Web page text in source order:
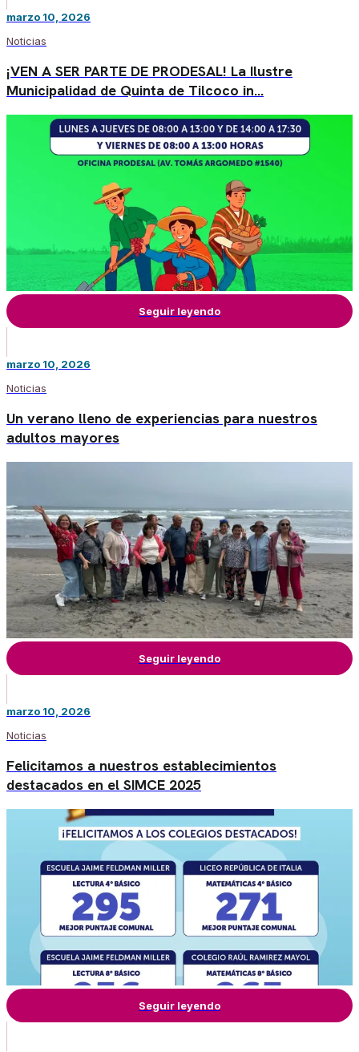
marzo 10, 2026
Noticias
¡VEN A SER PARTE DE PRODESAL! La Ilustre
Municipalidad de Quinta de Tilcoco in…
Seguir leyendo
marzo 10, 2026
Noticias
Un verano lleno de experiencias para nuestros
adultos mayores
Seguir leyendo
marzo 10, 2026
Noticias
Felicitamos a nuestros establecimientos
destacados en el SIMCE 2025
Seguir leyendo